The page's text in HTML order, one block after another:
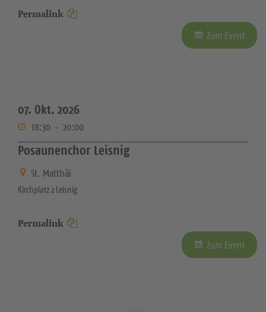
Permalink
Zum Event
07. Okt. 2026
18:30 - 20:00
Posaunenchor Leisnig
St. Matthäi
Kirchplatz 2 Leisnig
Permalink
Zum Event